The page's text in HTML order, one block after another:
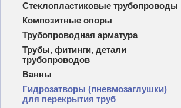
Стеклопластиковые трубопроводы
Композитные опоры
Трубопроводная арматура
Трубы, фитинги, детали
трубопроводов
Ванны
Гидрозатворы (пневмозаглушки)
для перекрытия труб